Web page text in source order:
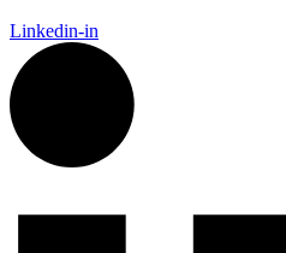
Linkedin-in